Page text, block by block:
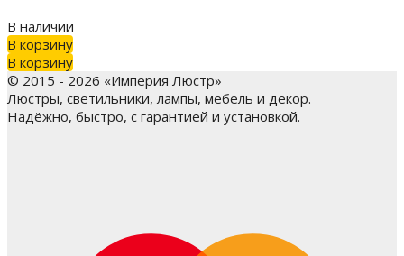
В наличии
В корзину
В корзину
© 2015 - 2026 «Империя Люстр»
Люстры, светильники, лампы, мебель и декор.
Надёжно, быстро, с гарантией и установкой.